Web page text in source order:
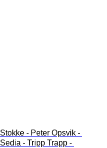
Stokke - Peter Opsvik -
Sedia - Tripp Trapp -